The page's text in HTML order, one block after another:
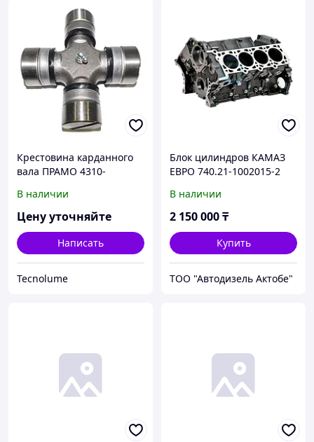
Крестовина карданного
вала ПРАМО 4310-
КрАЗ БелАЗ
В наличии
Цену уточняйте
Написать
Tecnolume
Блок цилиндров КАМАЗ
ЕВРО 740.21-1002015-2
В наличии
2 150 000₸
Купить
ТОО "Автодизель Актобе"